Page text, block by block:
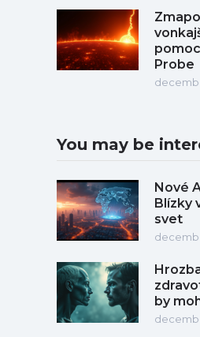
Probe
You may be
Nové
Blízky
svet
by